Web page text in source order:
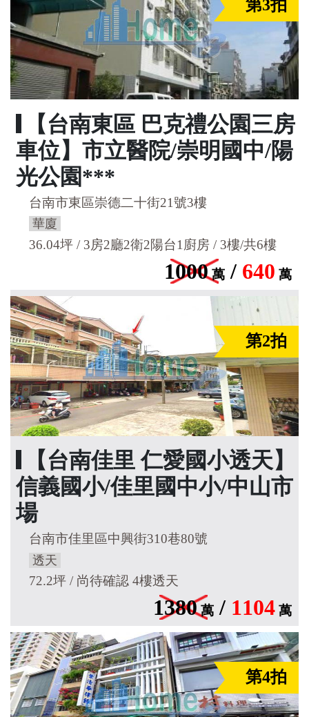
第3拍
【台南東區 巴克禮公園三房
車位】市立醫院/崇明國中/陽
光公園***
台南市東區崇德二十街21號3樓
華廈
36.04坪 / 3房2廳2衛2陽台1廚房 / 3樓/共6樓
1000 萬 / 640 萬
第2拍
【台南佳里 仁愛國小透天】
信義國小/佳里國中小/中山市
場
台南市佳里區中興街310巷80號
透天
72.2坪 / 尚待確認 4樓透天
1380 萬 / 1104 萬
第4拍